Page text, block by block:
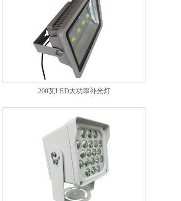
200瓦LED大功率补光灯